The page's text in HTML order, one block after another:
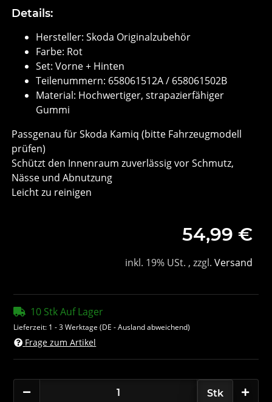
Details:
Hersteller: Skoda Originalzubehör
Farbe: Rot
Set: Vorne + Hinten
Teilenummern: 658061512A / 658061502B
Material: Hochwertiger, strapazierfähiger
Gummi
Passgenau für Skoda Kamiq (bitte Fahrzeugmodell
prüfen)
Schützt den Innenraum zuverlässig vor Schmutz,
Nässe und Abnutzung
Leicht zu reinigen
54,99 €
inkl. 19% USt. , zzgl. Versand
10 Stk Auf Lager
Lieferzeit: 1 - 3 Werktage(DE - Ausland abweichend)
Frage zum Artikel
Stk